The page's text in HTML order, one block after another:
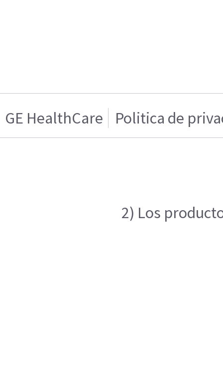
GE HealthCare Politica de
2) Los